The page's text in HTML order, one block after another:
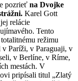
pozrieť na Dvojke
Karel Gott
relácie
Tento
režimu
Paríži, v Paraguaji, v
v Berlíne, v Ríme,
mestách. V
pripísali titul „Zlatý